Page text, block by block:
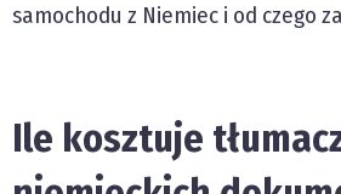
samochodu z Niemiec i od czego
Ile kosztuje